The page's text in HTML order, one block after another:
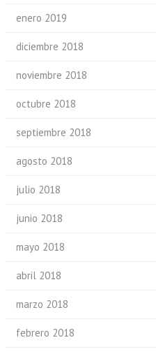
enero 2019
diciembre 2018
noviembre 2018
octubre 2018
septiembre 2018
agosto 2018
julio 2018
junio 2018
mayo 2018
abril 2018
marzo 2018
febrero 2018